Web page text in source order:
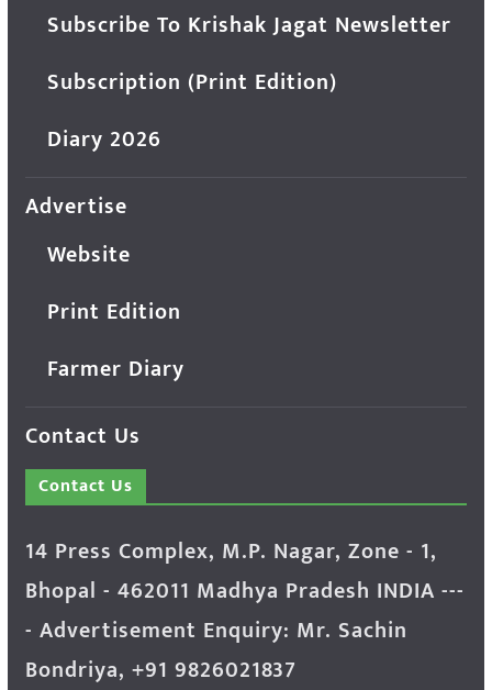
Subscribe To Krishak Jagat Newsletter
Subscription (Print Edition)
Diary 2026
Advertise
Website
Print Edition
Farmer Diary
Contact Us
Contact Us
14 Press Complex, M.P. Nagar, Zone - 1,
Bhopal - 462011 Madhya Pradesh INDIA ---
- Advertisement Enquiry: Mr. Sachin
Bondriya, +91 9826021837